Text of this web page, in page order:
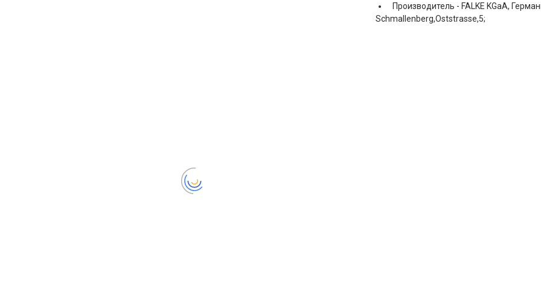
Производитель - FALKE KGaA,
Schmallenberg,Oststrasse,5;